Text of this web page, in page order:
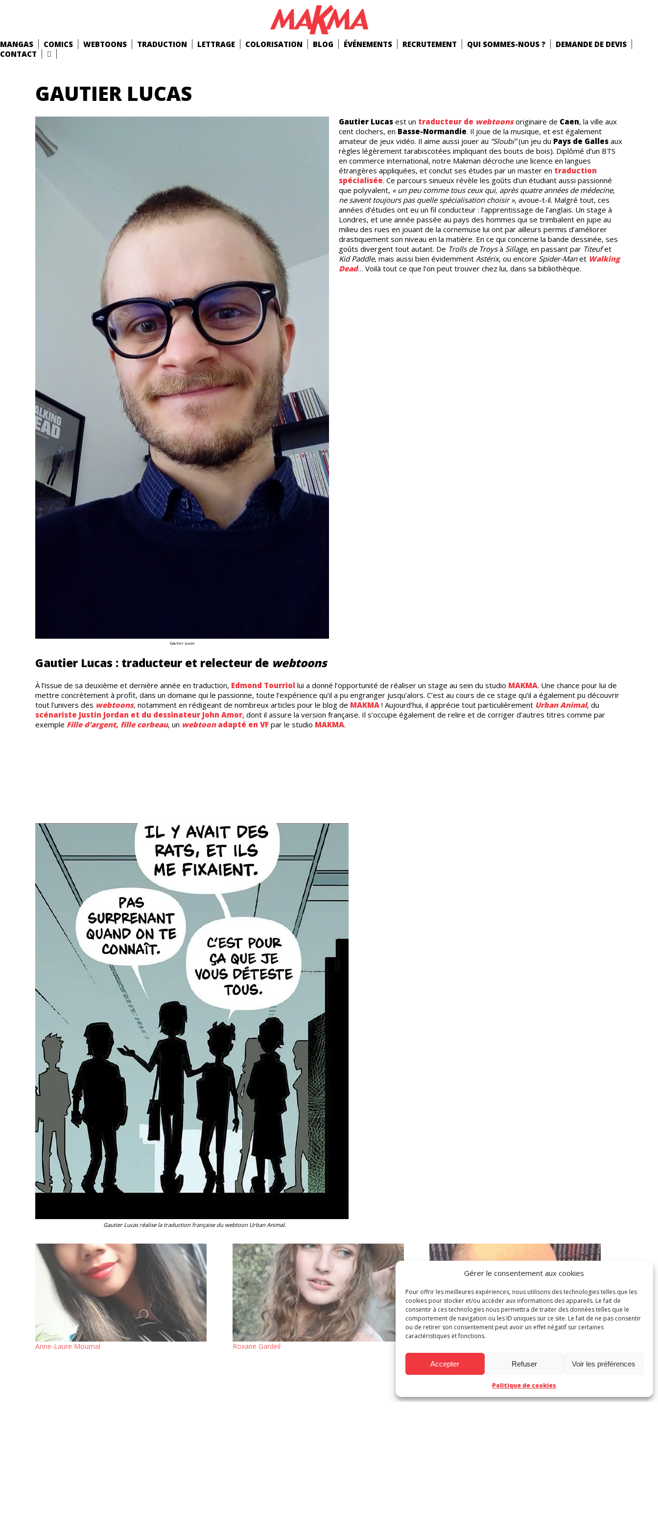
Gérer le consentement aux cookies
Pour offrir les meilleures expériences, nous utilisons des technologies telles que les
cookies pour stocker et/ou accéder aux informations des appareils. Le fait de
consentir à ces technologies nous permettra de traiter des données telles que le
comportement de navigation ou les ID uniques sur ce site. Le fait de ne pas consentir
ou de retirer son consentement peut avoir un effet négatif sur certaines
caractéristiques et fonctions.
Accepter Refuser Voir les préférences
Politique de cookies
MANGAS COMICS WEBTOONS TRADUCTION LETTRAGE COLORISATION BLOG ÉVÉNEMENTS RECRUTEMENT QUI SOMMES-NOUS ?
DEMANDE DE DEVIS
CONTACT
GAUTIER LUCAS
Gautier Lucas
Gautier Lucas est un traducteur de webtoons originaire de Caen, la ville aux
cent clochers, en Basse-Normandie. Il joue de la musique, et est également
amateur de jeux vidéo. Il aime aussi jouer au “Sloubi”(un jeu du Pays de Galles aux
règles légèrement tarabiscotées impliquant des bouts de bois). Diplômé d’un BTS
en commerce international, notre Makman décroche une licence en langues
étrangères appliquées, et conclut ses études par un master en traduction
spécialisée. Ce parcours sinueux révèle les goûts d’un étudiant aussi passionné
que polyvalent, « un peu comme tous ceux qui, après quatre années de médecine,
ne savent toujours pas quelle spécialisation choisir », avoue-t-il. Malgré tout, ces
années d’études ont eu un fil conducteur : l’apprentissage de l’anglais. Un stage à
Londres, et une année passée au pays des hommes qui se trimbalent en jupe au
milieu des rues en jouant de la cornemuse lui ont par ailleurs permis d’améliorer
drastiquement son niveau en la matière. En ce qui concerne la bande dessinée, ses
goûts divergent tout autant. De Trolls de Troysà Sillage, en passant par Titeufet
Kid Paddle, mais aussi bien évidemment Astérix, ou encore Spider-Manet Walking
Dead… Voilà tout ce que l’on peut trouver chez lui, dans sa bibliothèque.
Gautier Lucas : traducteur et relecteur de webtoons
À l’issue de sa deuxième et dernière année en traduction, Edmond Tourriol lui a donné l’opportunité de réaliser un stage au sein du studio MAKMA. Une chance pour lui de
mettre concrètement à profit, dans un domaine qui le passionne, toute l’expérience qu’il a pu engranger jusqu’alors. C’est au cours de ce stage qu’il a également pu découvrir
tout l’univers des webtoons, notamment en rédigeant de nombreux articles pour le blog de MAKMA ! Aujourd’hui, il apprécie tout particulièrement Urban Animal, du
scénariste Justin Jordan et du dessinateur John Amor, dont il assure la version française. Il s’occupe également de relire et de corriger d’autres titres comme par
exemple Fille d’argent, fille corbeau, un webtoonadapté en VF par le studio MAKMA.
Gautier Lucas réalise la traduction française du webtoon Urban Animal.
Anne-Laure Moumal Roxane Gardeil